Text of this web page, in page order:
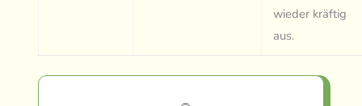
wieder kräftig
aus.